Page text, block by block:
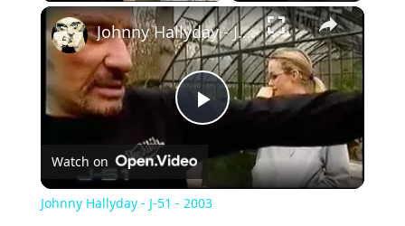
×
Play
Video
Johnny Hallyday - J-51 - 2003
Watch on
Johnny Hallyday - J-51 - 2003